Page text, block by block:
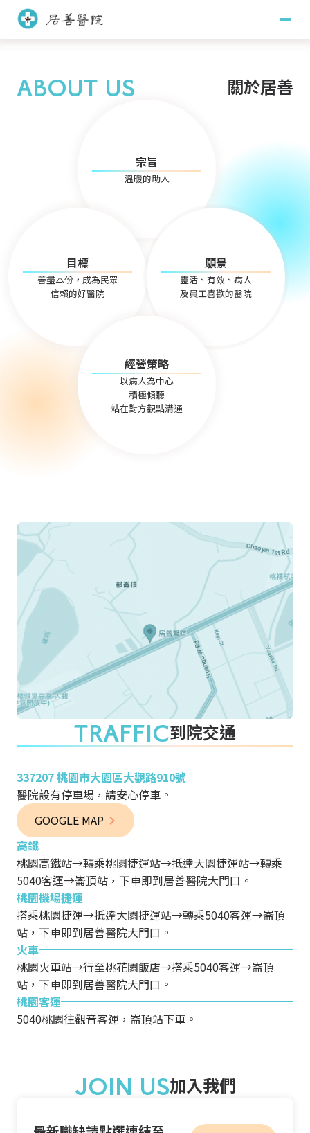
醫療團隊
社會工作團隊
看診須知 門診時間
就醫指南
嚴重病人強制治療
ABOUT US 關於居善
宗旨
溫暖的助人
願景
靈活、有效、病人
及員工喜歡的醫院
經營策略
以病人為中心
積極傾聽
站在對方觀點溝通
目標
善盡本份，成為民眾
信賴的好醫院
TRAFFIC到院交通
337207 桃園市大園區大觀路910號
醫院設有停車場，請安心停車。
GOOGLE MAP
高鐵
桃園高鐵站→轉乘桃園捷運站→抵達大園捷運站→轉乘
5040客運→崙頂站，下車即到居善醫院大門口。
桃園機場捷運
搭乘桃園捷運→抵達大園捷運站→轉乘5040客運→崙頂
站，下車即到居善醫院大門口。
火車
桃園火車站→行至桃花園飯店→搭乘5040客運→崙頂
站，下車即到居善醫院大門口。
桃園客運
5040桃園往觀音客運，崙頂站下車。
JOIN US加入我們